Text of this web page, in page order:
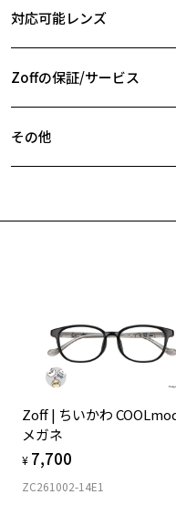
B ブリッジ(鼻部分)の横幅：
お持ちのZoffメガ
仕上がり寸法
D 仕上がりの横幅：約140mm
E 仕上がりの縦幅：約34mm
対応可能レンズ
フレームとレン
Zoffの保証/サービス
安心2 視力測定無料
視力の変化を早めに発見
すめいたします。
安心3 かかり具合調整
フレームの歪みやかかり
Zoff店舗にていつでも対
その他
＜メガネの度数情報がわか
オンラインストアでフレーム
ご購入時に「レンズ交換券」
のうえ、
度付きレンズ（標準セットレ
Zoff | ちいかわ
メガネ
¥ 7,700
ZC261002-14E1